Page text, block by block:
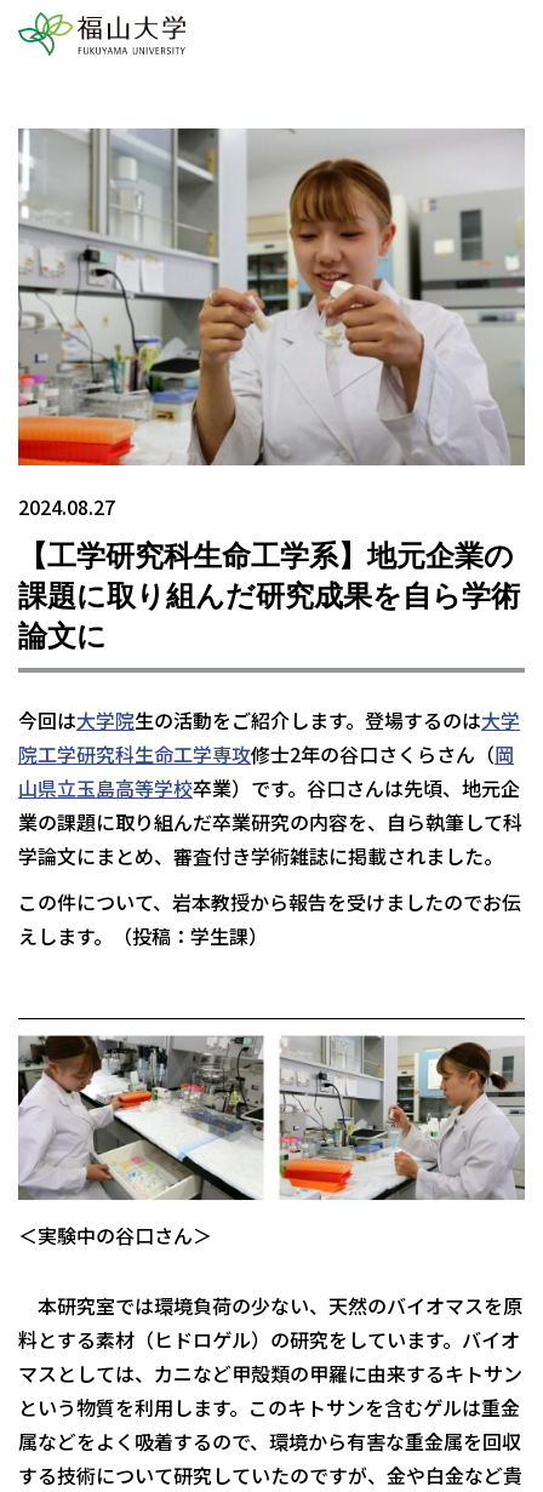
2024.08.27
【工学研究科生命工学系】地元企業の
課題に取り組んだ研究成果を自ら学術
論文に
今回は大学院生の活動をご紹介します。登場するのは大学
院工学研究科生命工学専攻修士2年の谷口さくらさん（岡
山県立玉島高等学校卒業）です。谷口さんは先頃、地元企
業の課題に取り組んだ卒業研究の内容を、自ら執筆して科
学論文にまとめ、審査付き学術雑誌に掲載されました。
この件について、岩本教授から報告を受けましたのでお伝
えします。（投稿：学生課）
＜実験中の谷口さん＞
本研究室では環境負荷の少ない、天然のバイオマスを原
料とする素材（ヒドロゲル）の研究をしています。バイオ
マスとしては、カニなど甲殻類の甲羅に由来するキトサン
という物質を利用します。このキトサンを含むゲルは重金
属などをよく吸着するので、環境から有害な重金属を回収
する技術について研究していたのですが、金や白金など貴